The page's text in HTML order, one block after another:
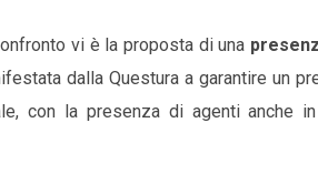
vi è la proposta di una
dalla Questura a garantire un
con la presenza di agenti anche